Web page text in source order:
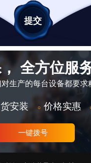
全方位服
生产的每台设备都要求
安装 ○ 价格实惠
一键拨号